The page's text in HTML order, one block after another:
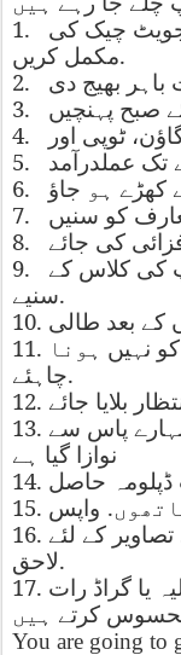
1.
چیک کی
مکمل کریں
.
2.
باہر بھیج دی
3.
صبح پہنچیں
4.
ٹوپی اور
5.
تک عملدرآمد
6.
کھڑے ہو جاؤ
7.
کو سنیں
8.
کی جائے
9.
کی کلاس کے
سنیے.
10.
کے بعد طالی
11.
کو نہیں ہونا
چاہئے.
12.
بلایا جائے
13.
پاس سے
نوازا
گیا ہے
14. ڈپلومہ حاصل
15.
. واپس
16. تصاویر کے لئے
لاحق.
17.
یا گراڈ رات
کرتے ہیں
You are going to